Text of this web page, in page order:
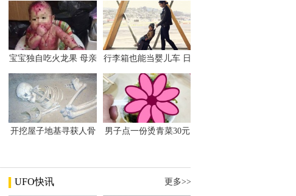
斯卡古拉事件
万
宝宝独自吃火龙果 母亲
行李箱也能当婴儿车 日
开挖屋子地基寻获人骨
男子点一份烫青菜30元
UFO快讯 更多>>